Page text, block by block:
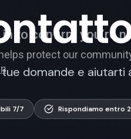
domande e aiutarti
7/7 Rispondiamo entro